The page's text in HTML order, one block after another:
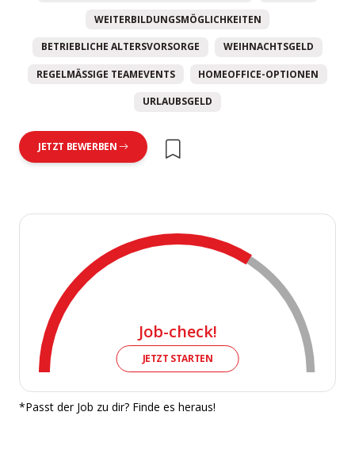
WEITERBILDUNGSMÖGLICHKEITEN
BETRIEBLICHE ALTERSVORSORGE WEIHNACHTSGELD
REGELMÄSSIGE TEAMEVENTS HOMEOFFICE-OPTIONEN
URLAUBSGELD
JETZT BEWERBEN
Job-check!
JETZT STARTEN
*Passt der Job zu dir? Finde es heraus!